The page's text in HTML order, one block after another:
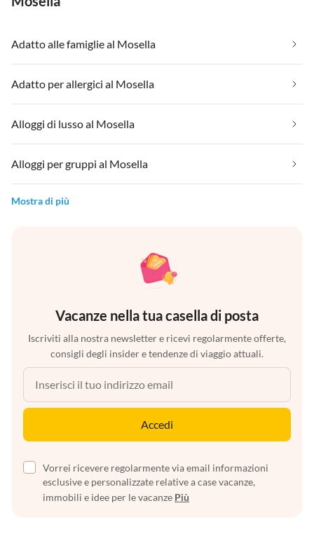
Adatto alle famiglie al Mosella
Adatto per allergici al Mosella
Alloggi di lusso al Mosella
Alloggi per gruppi al Mosella
Mostra di più
Vacanze nella tua casella di posta
Iscriviti alla nostra newsletter e ricevi regolarmente offerte,
consigli degli insider e tendenze di viaggio attuali.
Accedi
Vorrei ricevere regolarmente via email informazioni
esclusive e personalizzate relative a case vacanze,
immobili e idee per le vacanze Più